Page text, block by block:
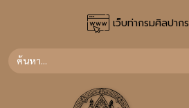
เว็บท่ากรมศิลปากร